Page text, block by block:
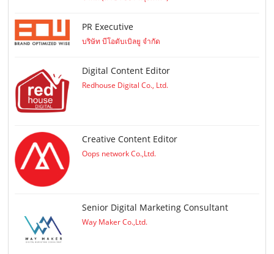
PR Executive
บริษัท บีโอดับเบิลยู จำกัด
Digital Content Editor
Redhouse Digital Co., Ltd.
Creative Content Editor
Oops network Co.,Ltd.
Senior Digital Marketing Consultant
Way Maker Co.,Ltd.